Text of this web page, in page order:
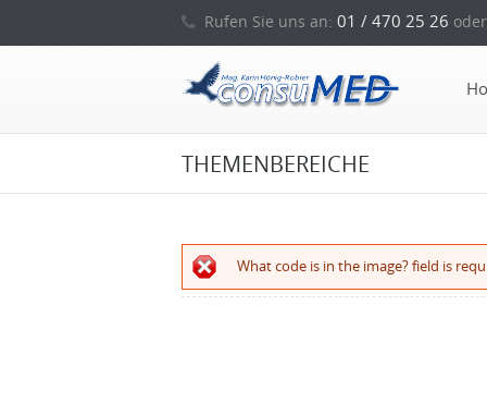
Rufen Sie uns an: 01 / 470 25 26 oder
THEMENBEREICHE
Error message
What code is in the image? field is